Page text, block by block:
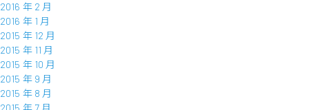
2016 年 2 月
2016 年 1 月
2015 年 12 月
2015 年 11 月
2015 年 10 月
2015 年 9 月
2015 年 8 月